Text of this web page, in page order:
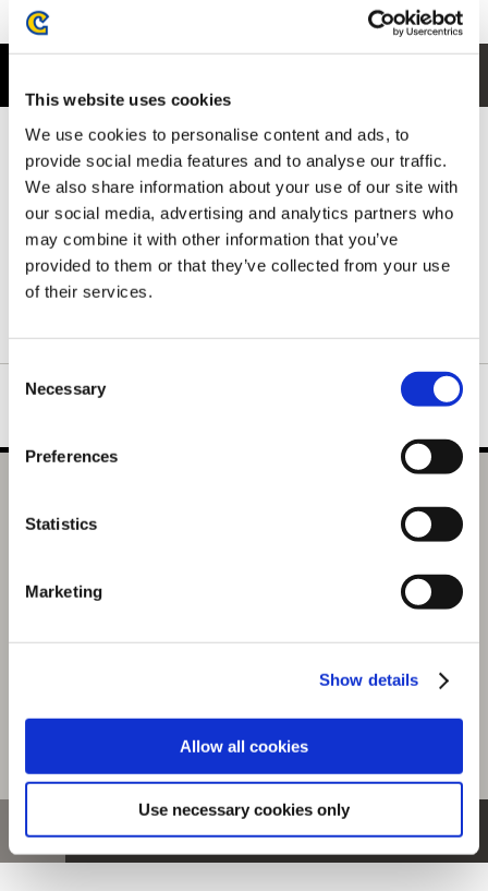
This website uses cookies
We use cookies to personalise content and ads, to
provide social media features and to analyse our traffic.
We also share information about your use of our site with
our social media, advertising and analytics partners who
may combine it with other information that you’ve
provided to them or that they’ve collected from your use
of their services.
Consent
Selection
Necessary
Preferences
Statistics
Marketing
Show details
Allow all cookies
Use necessary cookies only
フロントには、キャンプでくつろぐハンターと オトモアイルー の
ほほえましいワンシーンをデザイン。
狩りの合間の穏やかな時間を感じさせる、温かみのあるイラスト
が魅力です。
ハンターとオトモアイルーの絆や、冒険の合間のひとときを切り
取ったような、モンスターハンターの世界観をやさしく表現した
一枚です。
ネックリブは丈夫で形の良い襟元を保つダブルステッチ仕様で
6（ハンター＆アイルー）ホワイト XXL
XXLサイズ / ハンター＆アイ
商品を選びなおす
4,480円
224ポイント付与
おすすめ商品